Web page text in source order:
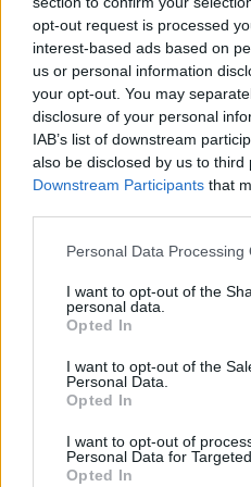
opt-out request is processed
interest-based ads based on
us or personal information
your opt-out. You may
disclosure of your personal
IAB’s list of downstream
also be disclosed by us to third
Downstream Participants that
Personal Data Processing
I want to opt-out of the
personal data.
Opted In
I want to opt-out of the
Personal Data.
Opted In
I want to opt-out of
Personal Data for
Opted In
Riche en sodium, en
kéfir d’eau de coco a
sur l’organisme. En effet,
immunitaire, réduit
système digestif, détoxifie